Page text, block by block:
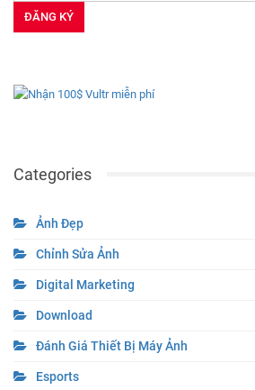
Categories
Ảnh Đẹp
Chỉnh Sửa Ảnh
Digital Marketing
Download
Đánh Giá Thiết Bị Máy Ảnh
Esports